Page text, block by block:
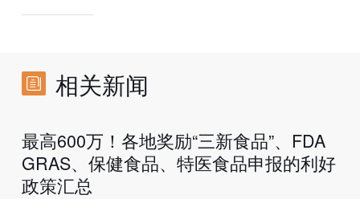
相关新闻
最高600万！各地奖励“三新食品”、FDA
GRAS、保健食品、特医食品申报的利好
政策汇总